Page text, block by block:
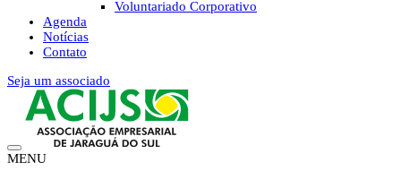
Voluntariado Corporativo
Agenda
Notícias
Contato
Seja um associado
MENU